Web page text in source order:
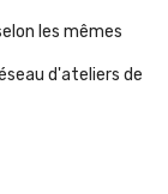
les mêmes
d'ateliers de